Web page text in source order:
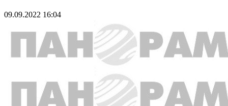
09.09.2022 16:04